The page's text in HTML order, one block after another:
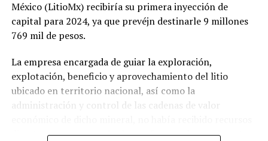
En este rubro, destaca una propuesta concreta: el
suministro de uranio a la planta nuclear de Laguna
Verde y la implementación de tecnología rusa de
reactores modulares pequeños, ideales para regiones
sin acceso a redes convencionales. Además,la Embajada
de Rusia anunció su disposición para proveer
gas
México (LitioMx) recibiría su primera inyección de
capital para 2024, ya que prevéjn destinarle 9 millones
769 mil de pesos.
La empresa encargada de guiar la exploración,
explotación, beneficio y aprovechamiento del litio
ubicado en territorio nacional, así como la
administración y control de las cadenas de valor
directos para operar, desde que fue creada por decreto